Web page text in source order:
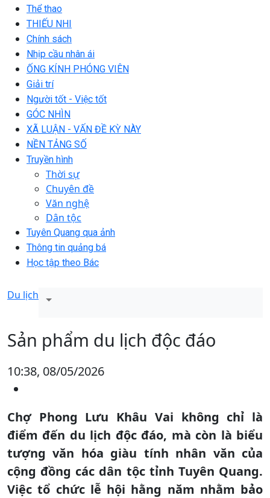
Thể thao
THIẾU NHI
Chính sách
Nhịp cầu nhân ái
ỐNG KÍNH PHÓNG VIÊN
Giải trí
Người tốt - Việc tốt
GÓC NHÌN
XÃ LUẬN - VẤN ĐỀ KỲ NÀY
NỀN TẢNG SỐ
Truyền hình
Thời sự
Chuyên đề
Văn nghệ
Dân tộc
Tuyên Quang qua ảnh
Thông tin quảng bá
Học tập theo Bác
Du lịch
Sản phẩm du lịch độc đáo
10:38, 08/05/2026
Chợ Phong Lưu Khâu Vai không chỉ là
điểm đến du lịch độc đáo, mà còn là biểu
tượng văn hóa giàu tính nhân văn của
cộng đồng các dân tộc tỉnh Tuyên Quang.
Việc tổ chức lễ hội hằng năm nhằm bảo